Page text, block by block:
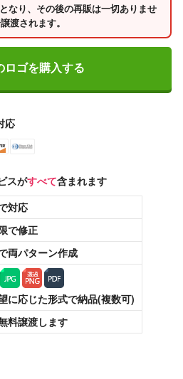
なり、その後の再販は一切ありませ
渡されます。
ロゴを購入する
応
スがすべて含まれます
対応
で修正
両パターン作成
に応じた形式で納品(複数可)
料譲渡します